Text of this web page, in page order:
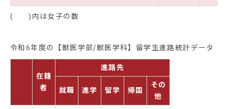
( )内は女子の数
令和6年度の【獣医学部/獣医学科】留学生進路統計データ
在籍
者
進路先
就職 進学 留学 帰国
その
他